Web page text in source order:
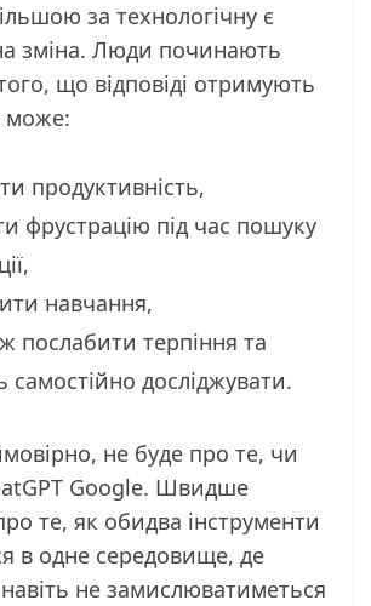
за технологічну є
зміна. Люди починають
що відповіді отримують
може:
продуктивність,
фрустрацію під час пошуку
навчання,
послабити терпіння та
самостійно досліджувати.
не буде про те, чи
Google. Швидше
те, як обидва інструменти
в одне середовище, де
не замислюватиметься